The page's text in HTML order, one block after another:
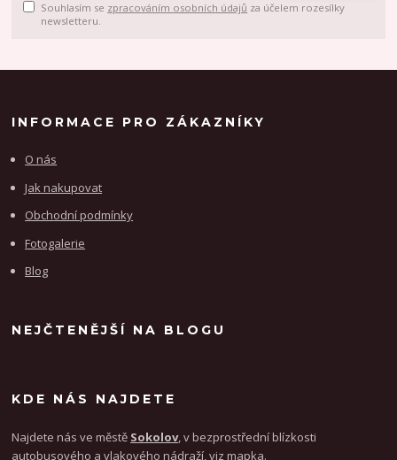
Souhlasím se zpracováním osobních údajů za účelem rozesílky
newsletteru.
INFORMACE PRO ZÁKAZNÍKY
O nás
Jak nakupovat
Obchodní podmínky
Fotogalerie
Blog
NEJČTENĚJŠÍ NA BLOGU
KDE NÁS NAJDETE
Najdete nás ve městě Sokolov, v bezprostřední blízkosti
autobusového a vlakového nádraží, viz mapka.